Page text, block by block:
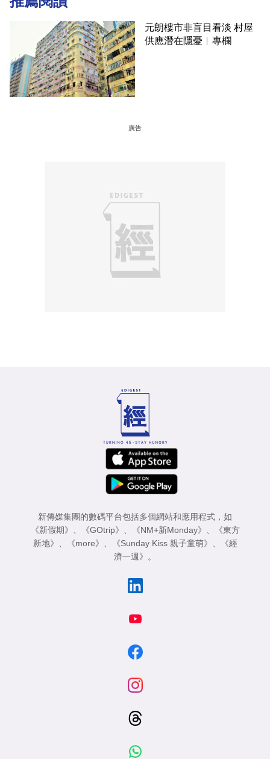
元朗樓市非盲目看淡 村屋
供應潛在隱憂︳專欄
廣告
新傳媒集團的數碼平台包括多個網站和應用程式，如
《新假期》 、 《GOtrip》 、 《NM+新Monday》 、
《東方
新地》 、 《more》 、 《Sunday Kiss 親子童萌》 、
《經
濟一週》 。